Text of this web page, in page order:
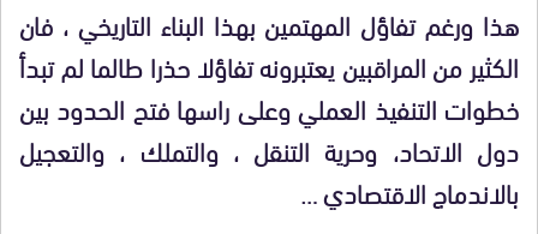
هذا ورغم تفاؤل المهتمين بهذا البناء التاريخي ، فان
الكثير من المراقبين يعتبرونه تفاؤلا حذرا طالما لم تبدأ
خطوات التنفيذ العملي وعلى راسها فتح الحدود بين
دول الاتحاد، وحرية التنقل ، والتملك ، والتعجيل
بالاندماج الاقتصادي …